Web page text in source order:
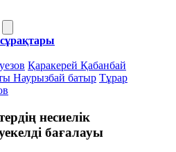
Қаракерей Қабанбай
Наурызбай батыр Тұрар
несиелік
бағалауы